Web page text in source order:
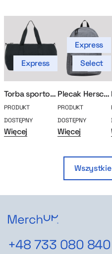
Express
Torba sportowa Duffle Commuter
PRODUKT
DOSTĘPNY
Więcej
Express
Select
Plecak Herschel Classic
PRODUKT
DOSTĘPNY
Więcej
+48 733 080 840